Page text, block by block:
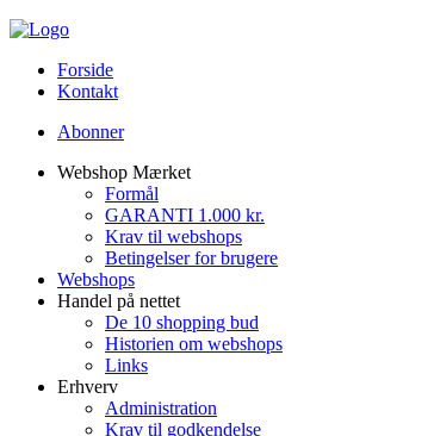
Forside
Kontakt
Abonner
Webshop Mærket
Formål
GARANTI 1.000 kr.
Krav til webshops
Betingelser for brugere
Webshops
Handel på nettet
De 10 shopping bud
Historien om webshops
Links
Erhverv
Administration
Krav til godkendelse